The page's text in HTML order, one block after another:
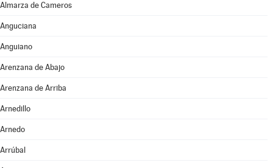
Almarza de Cameros
Anguciana
Anguiano
Arenzana de Abajo
Arenzana de Arriba
Arnedillo
Arnedo
Arrúbal